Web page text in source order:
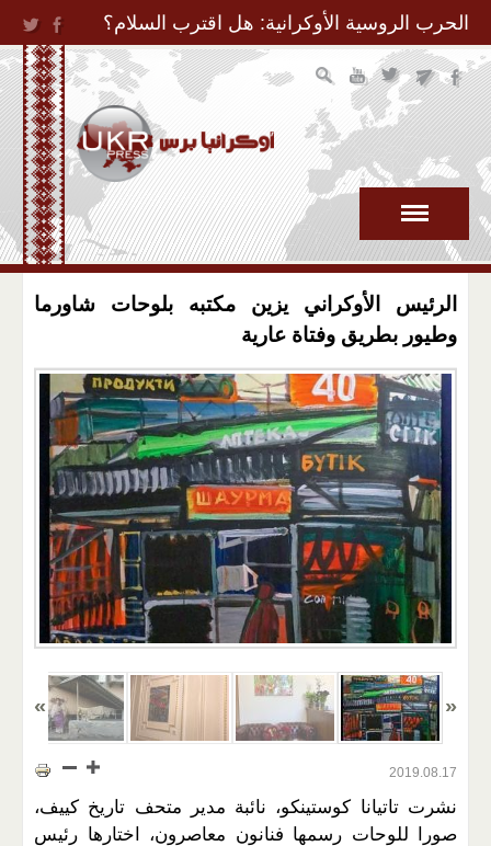
Jump to Navigation
الحرب الروسية الأوكرانية: هل اقترب السلام؟
الرئيس الأوكراني يزين مكتبه بلوحات شاورما
وطيور بطريق وفتاة عارية
2019.08.17
نشرت تاتيانا كوستينكو، نائبة مدير متحف تاريخ كييف،
صورا للوحات رسمها فنانون معاصرون، اختارها رئيس